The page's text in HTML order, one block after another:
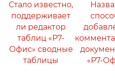
Стало известно,
поддерживает
ли редактор
таблиц «Р7-
Офис» сводные
таблицы
«Р7-